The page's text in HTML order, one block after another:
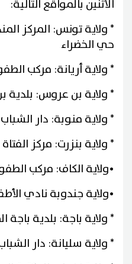
الاثنين بالمواقع التالية:
* ولاية تونس: المركز
حي الخضراء
* ولاية أريانة: مركب
* ولاية بن عروس:
* ولاية منوبة: دار
* ولاية بنزرت: مركز
•ولاية الكاف: مركب
•ولاية جندوبة نادي
* ولاية باجة: بلدية باجة
* ولاية سليانة: دار